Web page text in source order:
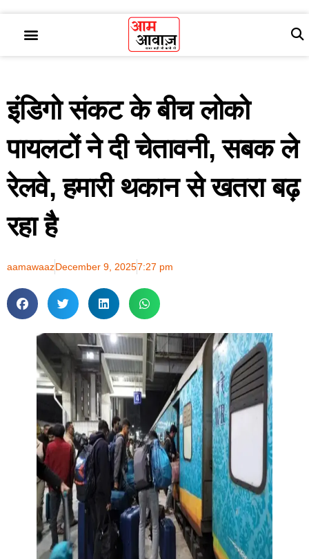
इंडिगो संकट के बीच लोको
पायलटों ने दी चेतावनी, सबक ले
रेलवे, हमारी थकान से खतरा बढ़
रहा है
aamawaazDecember 9, 20257:27 pm